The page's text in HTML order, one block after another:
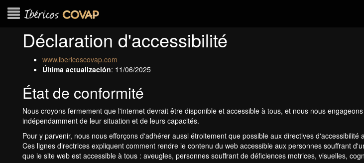
Déclaration d'accessibilité
www.ibericoscovap.com
Última actualización: 11/06/2025
État de conformité
Nous croyons fermement que l'internet devrait être disponible et accessible à tous, et nous nous
indépendamment de leur situation et de leurs capacités.
Pour y parvenir, nous nous efforçons d'adhérer aussi étroitement que possible aux directives
Ces lignes directrices expliquent comment rendre le contenu du web accessible aux personnes souffrant
que le site web est accessible à tous : aveugles, personnes souffrant de déficiences motrices, visuelles,